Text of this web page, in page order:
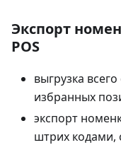
Экспорт
POS
выгрузка
избранных
экспорт
штрих кодами,